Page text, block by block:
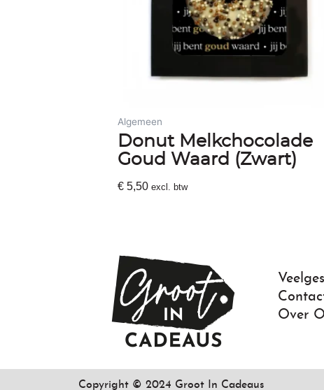
Algemeen
Donut Melkchocolade
Goud Waard (Zwart)
€ 5,50 excl. btw
Over
Copyright © 2024 Groot In Cadeaus